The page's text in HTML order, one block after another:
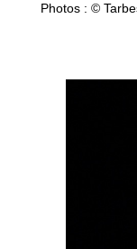
Photos : ©